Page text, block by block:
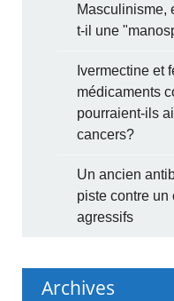
Masculinisme,
t-il une
Ivermectine et
médicaments
pourraient-ils
cancers?
Un ancien
piste contre un
agressifs
Archives